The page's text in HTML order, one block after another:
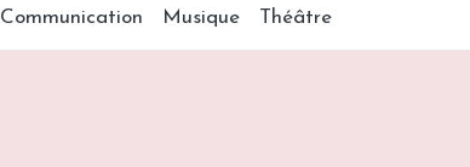
Communication Musique Théâtre